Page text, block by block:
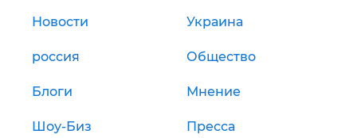
Новости Украина
россия Общество
Блоги Мнение
Шоу-Биз Пресса